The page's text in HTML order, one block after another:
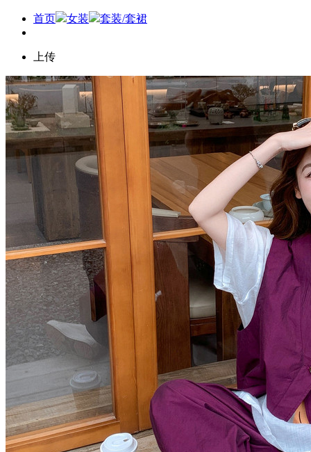
首页 女装 套装/套裙
上传